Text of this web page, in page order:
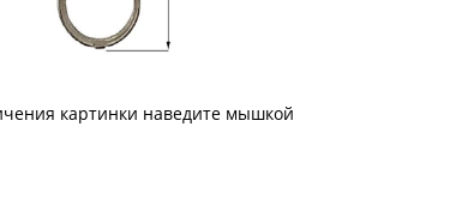
картинки наведите мышкой